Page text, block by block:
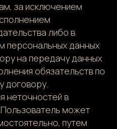
за исключением
либо в
персональных данных
на передачу данных
обязательств по
договору.
неточностей в
может
путем